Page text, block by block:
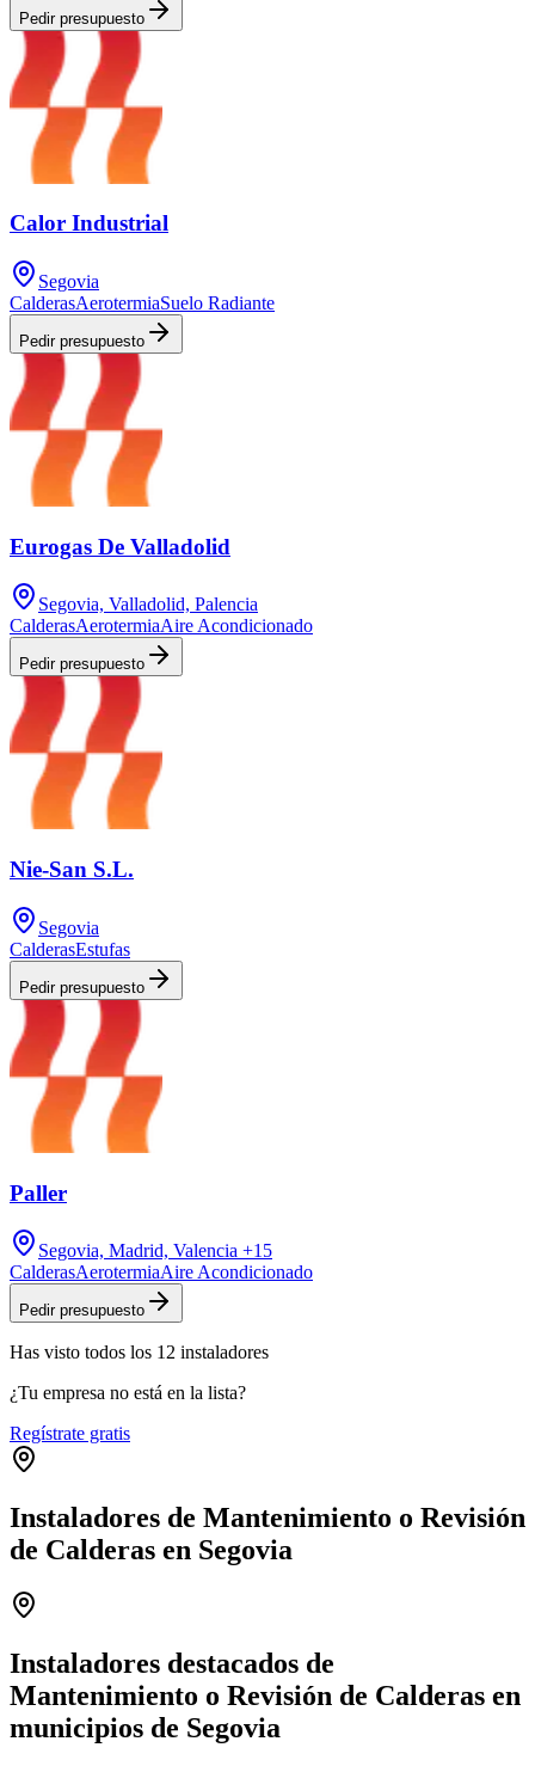
Pedir presupuesto
Calor Industrial
Segovia
CalderasAerotermiaSuelo Radiante
Pedir presupuesto
Eurogas De Valladolid
Segovia, Valladolid, Palencia
CalderasAerotermiaAire Acondicionado
Pedir presupuesto
Nie-San S.L.
Segovia
CalderasEstufas
Pedir presupuesto
Paller
Segovia, Madrid, Valencia +15
CalderasAerotermiaAire Acondicionado
Pedir presupuesto
Has visto todos los 12 instaladores
¿Tu empresa no está en la lista?
Regístrate gratis
Instaladores de Mantenimiento o Revisión
de Calderas en Segovia
−
Instaladores destacados de
Mantenimiento o Revisión de Calderas en
municipios de Segovia